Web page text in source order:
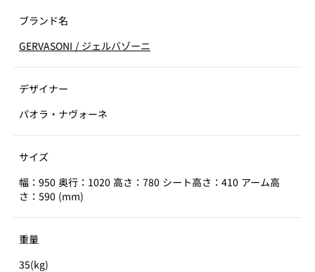
ブランド名
GERVASONI / ジェルバゾーニ
デザイナー
パオラ・ナヴォーネ
サイズ
幅：950 奥行：1020 高さ：780 シート高さ：410 アーム高
さ：590 (mm)
重量
35(kg)